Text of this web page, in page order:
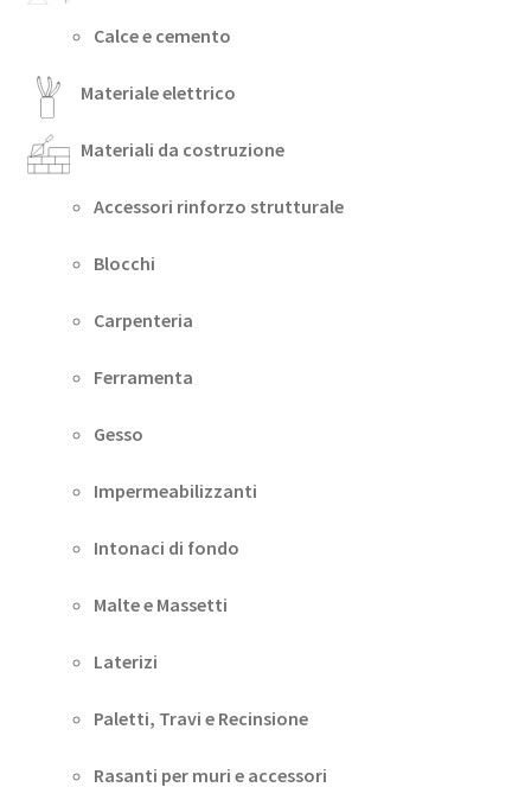
Calce e cemento
Materiale elettrico
Materiali da costruzione
Accessori rinforzo strutturale
Blocchi
Carpenteria
Ferramenta
Gesso
Impermeabilizzanti
Intonaci di fondo
Malte e Massetti
Laterizi
Paletti, Travi e Recinsione
Rasanti per muri e accessori